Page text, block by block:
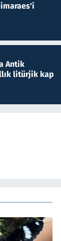
Antik
litürjik kap